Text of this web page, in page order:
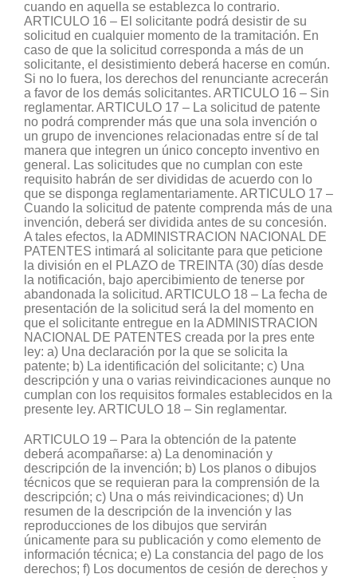
cuando en aquella se establezca lo contrario.
ARTICULO 16 – El solicitante podrá desistir de su
solicitud en cualquier momento de la tramitación. En
caso de que la solicitud corresponda a más de un
solicitante, el desistimiento deberá hacerse en común.
Si no lo fuera, los derechos del renunciante acrecerán
a favor de los demás solicitantes. ARTICULO 16 – Sin
reglamentar. ARTICULO 17 – La solicitud de patente
no podrá comprender más que una sola invención o
un grupo de invenciones relacionadas entre sí de tal
manera que integren un único concepto inventivo en
general. Las solicitudes que no cumplan con este
requisito habrán de ser divididas de acuerdo con lo
que se disponga reglamentariamente. ARTICULO 17 –
Cuando la solicitud de patente comprenda más de una
invención, deberá ser dividida antes de su concesión.
A tales efectos, la ADMINISTRACION NACIONAL DE
PATENTES intimará al solicitante para que peticione
la división en el PLAZO de TREINTA (30) días desde
la notificación, bajo apercibimiento de tenerse por
abandonada la solicitud. ARTICULO 18 – La fecha de
presentación de la solicitud será la del momento en
que el solicitante entregue en la ADMINISTRACION
NACIONAL DE PATENTES creada por la pres ente
ley: a) Una declaración por la que se solicita la
patente; b) La identificación del solicitante; c) Una
descripción y una o varias reivindicaciones aunque no
cumplan con los requisitos formales establecidos en la
presente ley. ARTICULO 18 – Sin reglamentar.
ARTICULO 19 – Para la obtención de la patente deberá acompañarse: a) La denominación y descripción de la invención; b) Los planos o dibujos técnicos que se requieran para la comprensión de la descripción; c) Una o más reivindicaciones; d) Un resumen de la descripción de la invención y las reproducciones de los dibujos que servirán únicamente para su publicación y como elemento de información técnica; e) La constancia del pago de los derechos; f) Los documentos de cesión de derechos y de prioridad. Si transcurrieran NOVENTA (90) días corridos desde la fecha de presentación de la solicitud sin que se acompañe la totalidad de la documentación, ésta se denegará sin más trámite, salvo casos de fuerza mayor debidamente justificada. La falta de presentación dentro del mismo plazo de los elementos consignados en el inciso f) originará la pérdida del derecho a la prioridad internacional. ARTICULO 19 – Desde la fecha de la presentación de la solicitud de patente y hasta NOVENTA (90) días posteriores a esa fecha, el solicitante podrá aportar complementos, correcciones y modificaciones, siempre que ello no implique una extensión de su objeto. Con posterioridad a ese plazo, sólo será autorizada la supresión de defectos puestos en evidencia por el examinador. Los nuevos ejemplos de realización que se agreguen deben ser complementarios para un mejor entendimiento del invento. Ningún derecho podrá deducirse de los complementos, correcciones y modificaciones que impliquen una extensión de la solicitud original. ARTICULO 20 – La invención deberá ser descripta en la solicitud de manera suficientemente clara y completa para que una persona experta y con conocimientos medios en la materia pueda ejecutarla. Asimismo, deberá incluir el mejor método conocido para ejecutar y llevar a la práctica la invención, y los elementos que se empleen en forma clara y precisa. Los métodos y procedimientos descriptos deberán ser aplicables directamente en la producción. En el caso de solicitudes relativas a microorganismos, el producto a ser obtenido con un proceso reivindicado deberá ser descripto juntamente con aquél en la respectiva solicitud, y se efectuará el depósito de la cepa en una institución autorizada para ello, conforme a las normas que indique la reglamentación. El público tendrá acceso al cultivo del microorganismo en la institución depositante, a partir del día de la publicación de la solicitud de patente, en las condiciones que se establezcan reglamentariamente. ARTICULO 20 – Cuando el objeto de una solicitud de patente sea un microorganismo o cuando para su ejecución se requiera de un microorganismo no conocido ni disponible públicamente el solicitante deberá efectuar el depósito de la cepa en una institución autorizada para ello y reconocida por el INSTITUTO NACIONAL DE LA PROPIEDAD INDUSTRIAL. Esta obligación se dará por satisfecha cuando el microorganismo haya estado depositado desde la fecha de presentación de la solicitud, o con anterioridad a la misma. EL INSTITUTO NACIONAL DE LA PROPIEDAD INDUSTRIAL reconocerá para recibir microorganismos en depósito, a los efectos de lo prescripto en el artículo 21 de la Ley, a instituciones reconocidas por la ORGANIZACION MUNDIAL DE LA PROPIEDAD INTELECTUAL o bien aquellas que reúnan las siguientes condiciones: a) sean de carácter permanente; b) no dependan del control de los depositantes; c) dispongan del personal y de las instalaciones adecuados para comprobar la pertinencia del depósito y garantizar su almacenamiento y conservación sin riesgo de contaminación; d) brinden medidas de seguridad necesarias para reducir al mínimo el riesgo de pérdida del material depositado. En todo momento a partir de la fecha de publicación de la solicitud de patente, el público podrá obtener muestras del microorganismo en la institución depositaria bajo las condiciones ordinarias que rigen esa operación. ARTICULO 21 – Los dibujos, planos y diagramas que se acompañen deberán ser lo suficientemente claros para lograr la comprensión de la descripción. ARTICULO 21 – Sin reglamentar. ARTICULO 22 – Las reivindicaciones definirán el objeto para el que se solicita la protección, debiendo ser claras y concisas. Podrán ser una o más y deberán fundarse en la descripción sin excederla. La primera reivindicación se referirá al objeto principal debiendo las restantes estar subordinadas a la misma. ARTICULO 22 – La reivindicación o las reivindicaciones deberán contener: a) un preámbulo o exordio indicando desde su comienzo con el mismo título con que se ha denominado la invención, comprendiendo a continuación todos los aspectos conocidos de la invención surgidos del estado de la técnica más próximo; b) un parte característica en donde se citarán los elementos que establezcan la novedad de la invención y que sean necesarios e imprescindibles para llevarla a cabo, definitorios de lo que se desea proteger; c) si la claridad y comprensión de la invención lo exigiera, la reivindicación principal, que es la única independiente, puede ir seguida de una o varias reivindicaciones haciendo éstas referencia a la reivindicación de la que dependen y precisando las características adicionales que pretenden proteger. De igual manera debe procederse cuando la reivindicación principal va seguida de una o varias reivindicaciones relativas a modos particulares o de realización de la invención. ARTICULO 23 – Durante su tramitación, una solicitud de patente de invención podrá ser convertida en solicitud de certificado de modelo de utilidad y viceversa. La conversión sólo se podrá efectuar dentro de los NOVENTA (90) días siguientes a la fecha de su presentación, o dentro de los NOVENTA (90) días siguientes a la fecha en que la ADMINISTRACION NACIONAL DE PATENTES lo requiera para que se convierta. En caso de que el solicitante no convierta la solicitud dentro del PLAZO estipulado se tendrá por abandonada la misma. ARTICULO 23 – Sin reglamentar. ARTICULO 24 – La ADMINISTRACION NACIONAL DE PATENTES realizará un examen preliminar de la documentación y podrá requerir que se precise o aclare en lo que considere necesario o se subsanen omisiones. De no cumplir el solicitante con dicho requerimiento, en un PLAZO de CIENTO OCHENTA (180) días, se considerará abandonada la solicitud. ARTICULO 24 – Una vez recibida la totalidad de la documentación especificada en el artículo 19 de la Ley, el Comisario de Patentes ordenará la realización de un examen formal preliminar en un PLAZO de VEINTE (20) días. La solicitud será rechazada sin más trámite si dentro del PLAZO de CIENTO OCHENTA (180) días de notificado fehacientemente, el solicitante no salva los defectos señalados por la ADMINISTRACION NACIONAL DE PATENTES en su examen preliminar. Si el defecto fuere exclusivamente referido a la prioridad extranjera, la solicitud podrá continuar su trámite, pero se considerará como si la prioridad jamás hubiese sido invocada. Los certificados de las solicitudes que se resuelvan se expedirán con la aclaración de que se otorgan sin perjuicio del derecho de prioridad previsto en la Ley 17.01l, salvo que los interesados pidan reserva del trámite hasta que transcurran los plazo de prioridad allí previstos. El pedido de reserva del trámite será formulado al presentar la solicitud. ARTICULO 25 – La solicitud de patente en trámite y sus anexos serán confidenciales hasta el momento de su publicación. ARTICULO 25 – Sin reglamentar. ARTICULO 26 – La ADMINISTRACION NACIONAL DE PATENTES procederá a publicar la solicitud de patente en trámite dentro de los DIECIOCHO (18) meses, contados a partir de la fecha de la presentación. A petición del solicitante, la solicitud será publicada antes del venc imiento del plazo señalado. ARTICULO 26 – La publicación de la solicitud de patente en trámite deberá contener:a) número de la solicitud;b) fecha de presentación de la solicitud;c) número/s de la/s prioridad/es;d) fecha/s de la/s prioridad/es;e) país/es de la/s prioridad/es;f) nombre completo y domicilio del o de los solicitantes;g) nombre completo y domicilio del o de los inventores (si correspondiere);h) número de la matrícula del agente de la propiedad industrial autorizado (si correspondiere);i) título de la invención;j) resumen de la invención;k) dibujo más representativo de la invención, si lo hubiere. ARTICULO 27 – Previo pago de la tasa que se establezca en el decreto reglamentario, la ADMINISTRACION NACIONAL DE PATENTES procederá a realizar un examen de fondo, para comprobar el cumplimiento de las condiciones estipuladas en el TITULO II, CAPITULO I de esta ley. La ADMINISTRACION NACIONAL DE PATENTES podrá requerir copia del examen de fondo realizado por oficinas extranjeras examinadoras en los términos que establezca el decreto reglamentario y podrá también solicitar informes a investigadores que se desempeñen en universidades o institutos científico-tecnológicos del país, quienes serán remunerados en cada caso, de acuerdo a lo que establezca el decreto reglamentario. Si lo estimare necesario el solicitante de la patente de invención podrá requerir a la Administración la realización de este examen en sus instalaciones. Si transcurridos TRES (3) años de la presentación de la solicitud de patente, el peticionante, no abonare la tasa correspondiente al examen de fondo, la misma se considerará desistida. ARTICULO 27.I. – No se efectuará el examen de fondo de la solicitud si previamente no se ha realizado y aprobado el preliminar.II – Cumplidas las formalidades de presentación el solicitante podrá pedir el examen de fondo. El Comisario de Patentes, dentro de los QUINCE (15) días, asignará la solicitud a un examinador. El examen de fondo se efectuará dentro de los CIENTO OCHENTA (180) días del pago de la tasa y comprenderá los siguientes pasos: a) Búsqueda de antecedentes. El examinador procurará identificar, en la medida que a su juicio resulte razonable y factible, los documentos que estime necesarios para determinar si la invención es nueva e implica actividad inventiva. Su búsqu